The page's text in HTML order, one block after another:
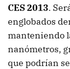
CES 2013.
englobados
manteniendo
nanómetros,
que podrían